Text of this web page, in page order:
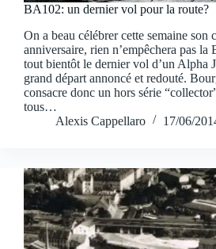
BA102: un dernier vol pour la route?
On a beau célébrer cette semaine son
anniversaire, rien n’empêchera pas
tout bientôt le dernier vol d’un Alpha
grand départ annoncé et redouté.
consacre donc un hors série
tous…
Alexis Cappellaro
17/06/